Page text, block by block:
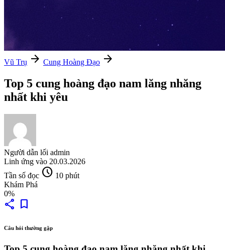
Vũ Trụ arrow_forward Cung Hoàng Đạo arrow_forward
Top 5 cung hoàng đạo nam lăng nhăng
nhất khi yêu
Người dẫn lối admin
Linh ứng vào 20.03.2026
Tần số đọc schedule 10 phút
Khám Phá
0%
share bookmark
Câu hỏi thường gặp